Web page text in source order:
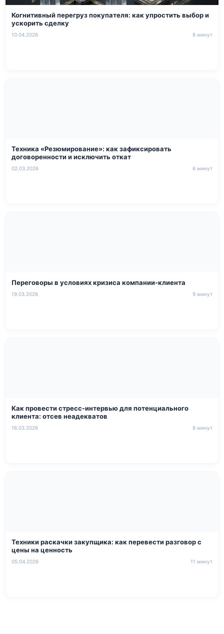
Когнитивный перегруз покупателя: как упростить выбор и
ускорить сделку
10.04.2026 8 минут
Техника «Резюмирование»: как зафиксировать
договоренности и исключить откат
02.03.2026 6 минут
Переговоры в условиях кризиса компании-клиента
19.03.2026 9 минут
Как провести стресс-интервью для потенциального
клиента: отсев неадекватов
16.03.2026 8 минут
Техники раскачки закупщика: как перевести разговор с
цены на ценность
05.04.2026 11 минут